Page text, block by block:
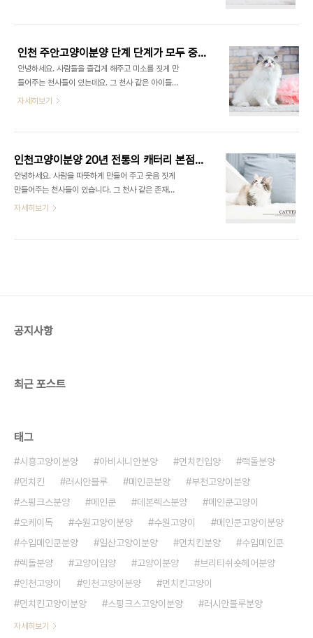
는 것이 필요합니다. 같은 묘종임에도 외모 뿐 아니라
가는 이유는 분명 있습니다. 고양이의 가장 큰 장점은
배변 훈련과정이 불필요하다는 점이죠. 또 독립적 성
향이 있는지라 집을 비우더라도 강아지와 비교해 쓸
쓸함을 적게 느낀다는 거예요. 혼자 사는 집에서 특히
나 고양이를 정말 많이 키우시더라고요. 고양이를 키
치면 안되는 부분들이 있습니다. 고양이를 분양할 때
신중..
인천 주안고양이분양 단계 단계가 모두 중요해요.
안녕하세요. 사람들을 즐겁게 해주고 미소를 짓게 만
들어주는 천사들이 있는데요. 그 천사 같은 아이들은
역시 강아지와 고양이가 아닐까 싶어요. 천사와의 누
꾸준하게 증가하는 이유는 분명히 있는 거 같아요. 고
양이의 장점 중 하나는 배변 훈련의 과정이 불필요하
다는 점이죠. 또한 독립적인 경향이 있어 외출 시 강
아지 보다 외로움을 덜 느낀다는 거예요. 혼자 사시는
분들이 특히 고양이를 많이 기르더라고요. 고양이를
절대로 놓치면 안되는 부분들이 있습니다. 고양이 분
자세히보기
인천고양이분양 20년 전통의 캐터리 본점이라면
안녕하세요. 사람을 따뜻하게 만들어 주고 웃음 짓게
만들어주는 천사들이 있습니다. 그 천사 같은 존재는
무엇보다 강아지와 고양이가 아닐까요. 천사들과의
우기에 앞서 긴 세월 즐거운 반려를 위해서 꼭 잊으면
자세히보기
공지사항
최근 포스트
태그
시흥고양이분양 아비시니안분양 먼치킨입양
랙돌분양
먼치킨
러시안블루 메인쿤분양
부천고양이분양
스핑크스분양
메인쿤 데본렉스분양
메인쿤고양이
오케이독
수원고양이분양 수원고양이
메인쿤고양이분양
수입메인쿤분양
일산고양이분양 먼치킨분양
수입메인쿤
렉돌분양
고양이입양 고양이분양
브리티쉬숏헤어분양
인천고양이
인천고양이분양
먼치킨고양이
먼치킨고양이분양
스핑크스고양이분양 러시안블루분양
자세히보기